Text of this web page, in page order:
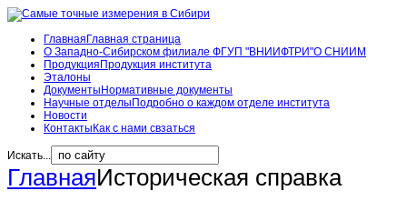
Главная Главная страница
О Западно-Сибирском филиале ФГУП "ВНИИФТРИ"О СНИИМ
Продукция Продукция института
Эталоны
Документы Нормативные документы
Научные отделы Подробно о каждом отделе института
Новости
Контакты Как с нами свзаться
Искать...
ГлавнаяИсторическая справка